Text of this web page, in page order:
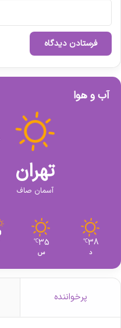
آب و هوا
تهران
آسمان صاف
38
℃
د
35
℃
س
پرخواننده